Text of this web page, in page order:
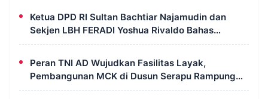
Ketua DPD RI Sultan Bachtiar Najamudin dan
Sekjen LBH FERADI Yoshua Rivaldo Bahas
Geopolitik dan Supremasi Hukum
Peran TNI AD Wujudkan Fasilitas Layak,
Pembangunan MCK di Dusun Serapu Rampung
Dikerjakan